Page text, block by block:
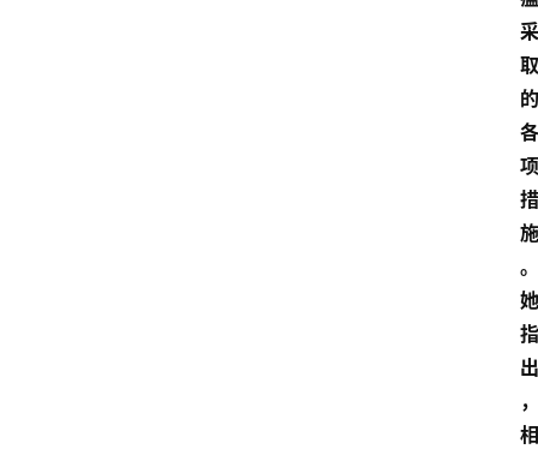
采
取
的
各
项
措
施
。
她
指
出
，
相